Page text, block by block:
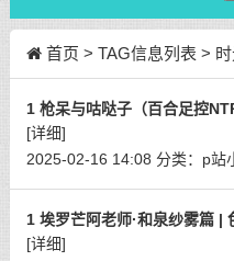
首页 > TAG信息列表 >
1 枪呆与咕哒子（百合足控
[详细]
2025-02-16 14:08 分类： p站
1 埃罗芒阿老师·和泉纱雾篇 |
[详细]